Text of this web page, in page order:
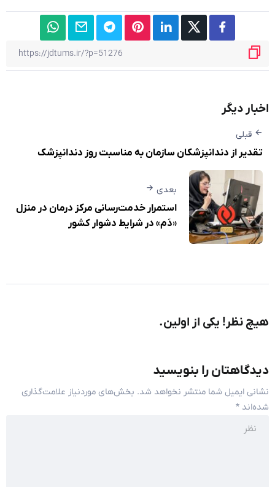
اخبار دیگر
قبلی
تقدیر از دندانپزشکان سازمان به مناسبت روز دندانپزشک
بعدی
استمرار خدمت‌رسانی مرکز درمان در منزل
«دَم» در شرایط دشوار کشور
هیچ نظر! یکی از اولین.
دیدگاهتان را بنویسید
نشانی ایمیل شما منتشر نخواهد شد. بخش‌های موردنیاز علامت‌گذاری
شده‌اند *